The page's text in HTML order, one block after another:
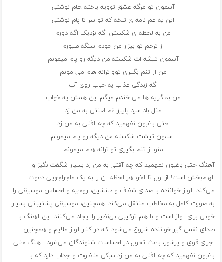
آسمون تو مرگه عشق توویه یاخته هام نوشتی
این یه غم نامه ی تلخه که تو سر تا پام نوشتی
من به لحظه ی شکستن اگه نزدیک اگه دورم
از ترحم تو بیزار من خودم سنگه صبورم
آسمون تیشه ات شکسته من دیگه رو پام میمونم
من از تنم بگیری توو ترانه هام می مونم
اگه زندگی عذاب یه حباب روی آب
من به گریه ها می خندم میگم این همش یه خواب
مثل باد سرد پاییز غم لعنتی به من زد
حتی باغبون نفهمید که چه آفتی به من زد
آسمون تیشت شکسته من دیگه رو پام میمونم
منو از تنم بگیری تو ترانه هام میمونم
آهنگ حتی باغبون نفهمید که چه آفتی به من زد بسیار شگفت‌انگیز و
الهام‌بخش است! از اول تا آخر، هر لحظه آن را به یک ماجراجویی دعوت
می‌کند. آواز خواننده با صدای شفاف و دلنشین، روحیه و احساس موسیقی را
به صورت کامل به مخاطب منتقل می‌کند. همچنین، موسیقی پشتیبانی بسیار
خوبی برای آواز است و با هم ترکیبی بی‌نظیر را ایجاد می‌کنند. این آهنگ با
صدای نفس گیر خواننده شروع می‌شود، که در کنار آواز ملایم و همچنین
اجرای قوی و پرشور، باعث تحول در احساسات شنوندگان می‌شود. آهنگ حتی
باغبون نفهمید که چه آفتی به من زد سبکی متفاوت و جذاب دارد که با